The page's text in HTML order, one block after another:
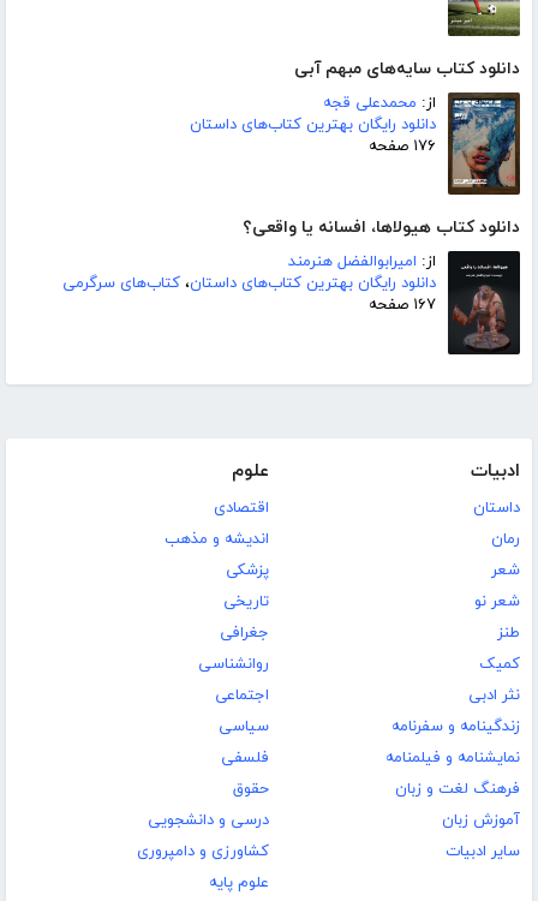
دانلود کتاب سایه‌های مبهم آبی
از: محمدعلی قجه
دانلود رایگان بهترین کتاب‌های داستان
۱۷۶ صفحه
دانلود کتاب هیولاها، افسانه یا واقعی؟
از: امیرابوالفضل هنرمند
دانلود رایگان بهترین کتاب‌های داستان، کتاب‌های سرگرمی
۱۶۷ صفحه
ادبیات
داستان
رمان
شعر
شعر نو
طنز
کمیک
نثر ادبی
زندگینامه و سفرنامه
نمایشنامه و فیلمنامه
فرهنگ لغت و زبان
آموزش زبان
سایر ادبیات
علوم
اقتصادی
اندیشه و مذهب
پزشکی
تاریخی
جغرافی
روانشناسی
اجتماعی
سیاسی
فلسفی
حقوق
درسی و دانشجویی
کشاورزی و دامپروری
علوم پایه